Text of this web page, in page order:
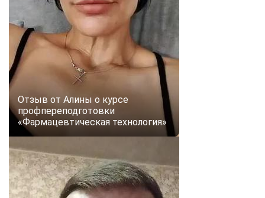
Отзыв от Алины о курсе
профпереподготовки
«Фармацевтическая технология»
Свяжитесь с нами через любой удобный мессенджер!
Telegram WhatsApp
Vkontakte EMail
Max